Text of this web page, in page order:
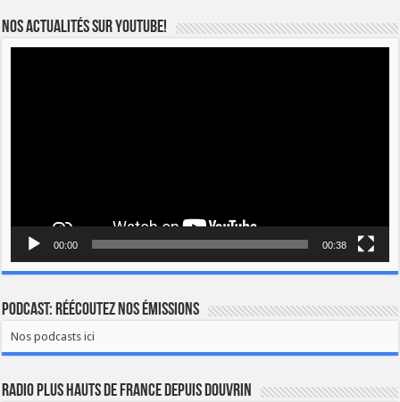
Nos actualités sur YOUTUBE!
00:00 00:38
Podcast: Réécoutez nos émissions
Nos podcasts ici
Radio Plus Hauts de France depuis Douvrin